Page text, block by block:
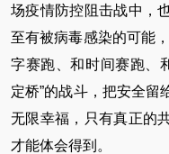
场疫情防控阻击战中，
至有被病毒感染的可能
字赛跑、和时间赛跑、
定桥”的战斗，把安全留
无限幸福，只有真正的
才能体会得到。